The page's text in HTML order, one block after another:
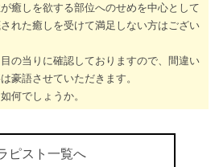
癒しを欲する部位へのせめを中心として
れた癒しを受けて満足しない方はござい
の当りに確認しておりますので、間違い
豪語させていただきます。
何でしょうか。
ピスト一覧へ